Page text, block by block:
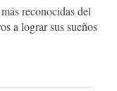
reconocidas del
a lograr sus sueños